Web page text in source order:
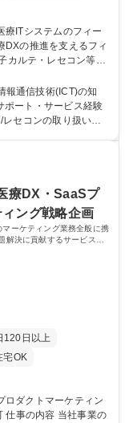
カルテ・レセコン等の
代理店との折衝などを
の困難案件の引き継
ーボイスの収集と製
報通信技術(ICT)の知
ポート・サービス経験
レセコンの取り扱い経
場の円滑な運営に直
決する「技術コンサル
ティの深い知識を駆使
。 学歴・資格
資格：第一種運転免
療DX・SaaSプ
ング戦略企画
ーケティング業務全般に携
決に貢献するサービスの
120日以上
宅OK